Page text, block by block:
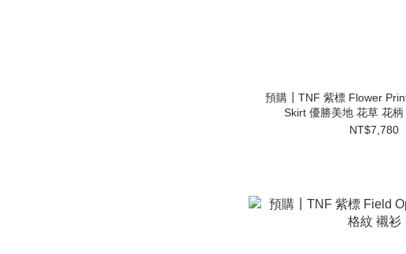
預購┃TNF 紫標 Flower
Skirt 優勝美地 花草 花
NT$7,780